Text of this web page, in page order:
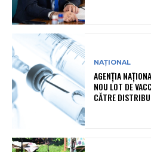
NAȚIONAL
AGENȚIA
NOU LOT DE
CĂTRE